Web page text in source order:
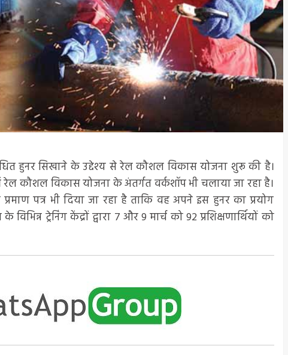
हुनर सिखाने के उद्देश्य से रेल कौशल विकास योजना शुरू की है।
कौशल विकास योजना के अंतर्गत वर्कशॉप भी चलाया जा रहा है।
प्रमाण पत्र भी दिया जा रहा है ताकि वह अपने इस हुनर का प्रयोग
ट्रेनिंग केंद्रों द्वारा 7 और 9 मार्च को 92 प्रशिक्षणार्थियों को